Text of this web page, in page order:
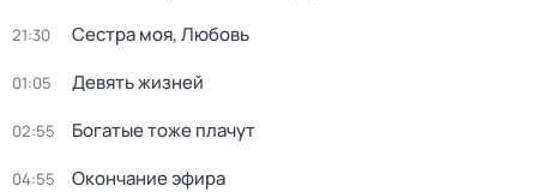
21:30 Сестра моя, Любовь
01:05 Девять жизней
02:55 Богатые тоже плачут
04:55 Окончание эфира